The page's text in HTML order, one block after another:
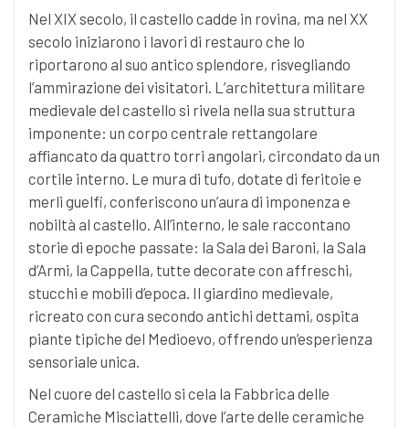
Nel XIX secolo, il castello cadde in rovina, ma nel XX
secolo iniziarono i lavori di restauro che lo
riportarono al suo antico splendore, risvegliando
l’ammirazione dei visitatori. L’architettura militare
medievale del castello si rivela nella sua struttura
imponente: un corpo centrale rettangolare
affiancato da quattro torri angolari, circondato da un
cortile interno. Le mura di tufo, dotate di feritoie e
merli guelfi, conferiscono un’aura di imponenza e
nobiltà al castello. All’interno, le sale raccontano
storie di epoche passate: la Sala dei Baroni, la Sala
d’Armi, la Cappella, tutte decorate con affreschi,
stucchi e mobili d’epoca. Il giardino medievale,
ricreato con cura secondo antichi dettami, ospita
piante tipiche del Medioevo, offrendo un’esperienza
sensoriale unica.
Nel cuore del castello si cela la Fabbrica delle
Ceramiche Misciattelli, dove l’arte delle ceramiche